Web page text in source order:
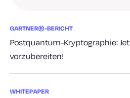
GARTNER®-BERICHT
Postquantum-Kryptographie:
vorzubereiten!
WHITEPAPER